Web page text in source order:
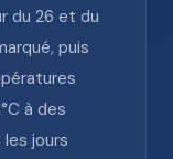
du 26 et du
puis
à des
jours